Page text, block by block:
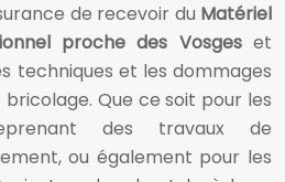
de recevoir du Matériel
proche des Vosgeset
techniques et les dommages
Que ce soit pour les
des travaux de
ou également pour les